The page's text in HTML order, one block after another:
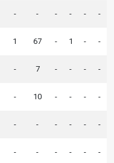
- - - - - -
1 67 - 1 - -
- 7 - - - -
- 10 - - - -
- - - - - -
- - - - - -